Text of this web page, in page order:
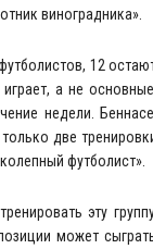
виноградника».
12
играет, а не
недели.
две
футболист».
эту
может